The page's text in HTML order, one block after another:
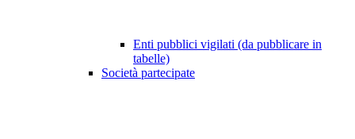
Enti pubblici vigilati (da pubblicare in
tabelle)
Società partecipate